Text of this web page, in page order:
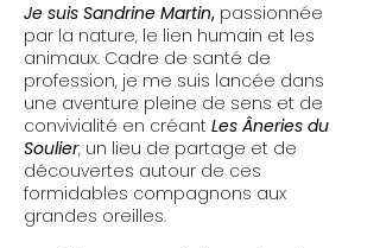
Je suis Sandrine Martin, passionnée
par la nature, le lien humain et les
animaux. Cadre de santé de
profession, je me suis lancée dans
une aventure pleine de sens et de
convivialité en créant Les Âneries du
Soulier, un lieu de partage et de
découvertes autour de ces
formidables compagnons aux
grandes oreilles.